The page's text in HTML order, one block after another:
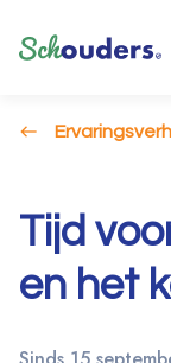
Tijd
en het